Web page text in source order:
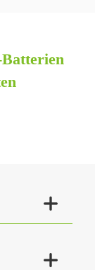

